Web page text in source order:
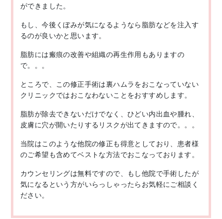
ができました。
もし、今後くぼみが気になるようなら脂肪などを注入す
るのが良いかと思います。
脂肪には瘢痕の改善や組織の再生作用もありますの
で。。。
ところで、この修正手術は裏ハムラをおこなっていない
クリニックではおこなわないことをおすすめします。
脂肪が除去できないだけでなく、ひどい内出血や腫れ、
皮膚に穴が開いたりするリスクが出てきますので。。。
当院はこのような他院の修正も得意としており、患者様
のご希望も含めてベストな方法でおこなっております。
カウンセリングは無料ですので、もし他院で手術したが
気になるという方がいらっしゃったらお気軽にご相談く
ださい。